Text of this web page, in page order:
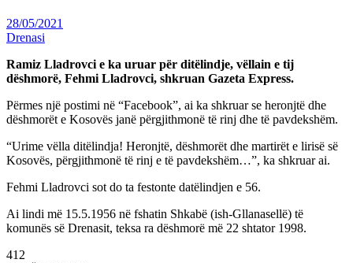
28/05/2021
Drenasi
Ramiz Lladrovci e ka uruar për ditëlindje, vëllain e tij
dëshmorë, Fehmi Lladrovci, shkruan Gazeta Express.
Përmes një postimi në “Facebook”, ai ka shkruar se heronjtë dhe
dëshmorët e Kosovës janë përgjithmonë të rinj dhe të pavdekshëm.
“Urime vëlla ditëlindja! Heronjtë, dëshmorët dhe martirët e lirisë së
Kosovës, përgjithmonë të rinj e të pavdekshëm…”, ka shkruar ai.
Fehmi Lladrovci sot do ta festonte datëlindjen e 56.
Ai lindi më 15.5.1956 në fshatin Shkabë (ish-Gllanasellë) të
komunës së Drenasit, teksa ra dëshmorë më 22 shtator 1998.
412